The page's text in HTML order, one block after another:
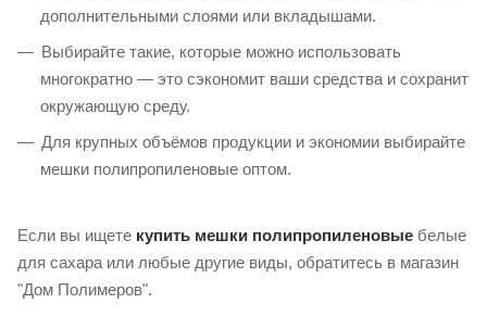
дополнительными слоями или вкладышами.
Выбирайте такие, которые можно использовать
многократно — это сэкономит ваши средства и сохранит
окружающую среду.
Для крупных объёмов продукции и экономии выбирайте
мешки полипропиленовые оптом.
Если вы ищете купить мешки полипропиленовые белые
для сахара или любые другие виды, обратитесь в магазин
"Дом Полимеров".